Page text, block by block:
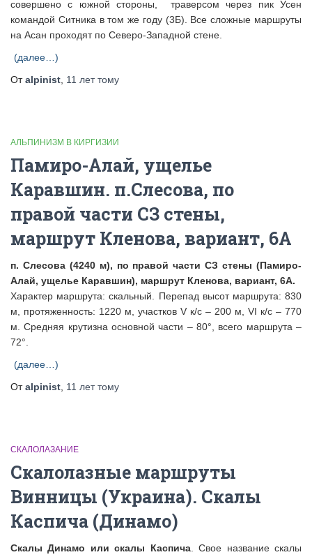
совершено с южной стороны, траверсом через пик Усен
командой Ситника в том же году (3Б). Все сложные маршруты
на Асан проходят по Северо-Западной стене.
(далее…)
Отalpinist 11 леттому
АЛЬПИНИЗМ В КИРГИЗИИ
Памиро-Алай, ущелье
Каравшин. п.Слесова, по
правой части СЗ стены,
маршрут Кленова, вариант, 6А
п. Слесова (4240 м), по правой части СЗ стены (Памиро-
Алай, ущелье Каравшин), маршрут Кленова, вариант, 6А.
Характер маршрута: скальный. Перепад высот маршрута: 830
м, протяженность: 1220 м, участков V к/с – 200 м, VI к/с – 770
м. Средняя крутизна основной части – 80°, всего маршрута –
72°.
(далее…)
Отalpinist 11 леттому
СКАЛОЛАЗАНИЕ
Скалолазные маршруты
Винницы (Украина). Скалы
Каспича (Динамо)
Cкалы Динамо или скалы Каспича. Свое название скалы